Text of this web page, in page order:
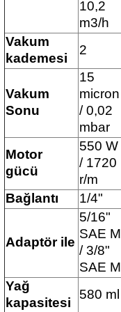
10,2
m3/h
Vakum
kademesi
2
Vakum
Sonu
15
micron
/ 0,02
mbar
Motor
gücü
550 W
/ 1720
r/m
Bağlantı
1/4"
Adaptör ile
5/16"
SAE M
/ 3/8"
SAE M
Yağ
kapasitesi
580 ml